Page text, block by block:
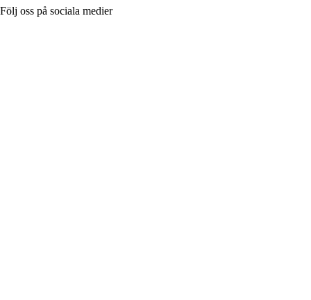
Följ oss på sociala medier